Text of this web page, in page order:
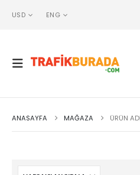
USD ENG
ANASAYFA MAĞAZA ÜRÜN